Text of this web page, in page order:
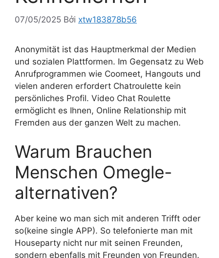
07/05/2025 Bởi xtw183878b56
Anonymität ist das Hauptmerkmal der Medien
und sozialen Plattformen. Im Gegensatz zu Web
Anrufprogrammen wie Coomeet, Hangouts und
vielen anderen erfordert Chatroulette kein
persönliches Profil. Video Chat Roulette
ermöglicht es Ihnen, Online Relationship mit
Fremden aus der ganzen Welt zu machen.
Warum Brauchen
Menschen Omegle-
alternativen?
Aber keine wo man sich mit anderen Trifft oder
so(keine single APP). So telefonierte man mit
Houseparty nicht nur mit seinen Freunden,
sondern ebenfalls mit Freunden von Freunden.